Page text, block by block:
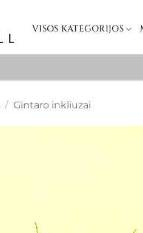
VISOS KATEGORIJOS
/ Gintaro inkliuzai